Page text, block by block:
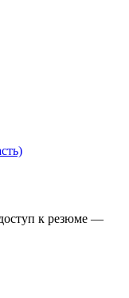
к резюме —